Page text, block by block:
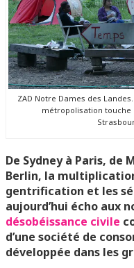
ZAD Notre Dames des
métropolisation touche
De Sydney à Paris, de
Berlin, la
gentrification et les
aujourd’hui écho aux
désobéissance civile
d’une société de
développée dans les